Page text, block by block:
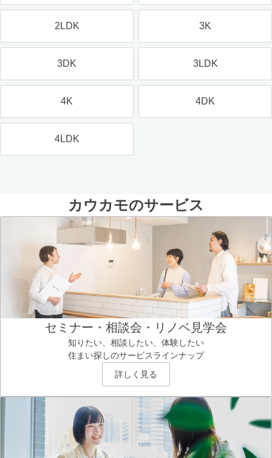
2LDK 3K
3DK 3LDK
4K 4DK
4LDK
カウカモのサービス
セミナー・相談会・リノベ見学会
知りたい、相談したい、体験したい
住まい探しのサービスラインナップ
詳しく見る